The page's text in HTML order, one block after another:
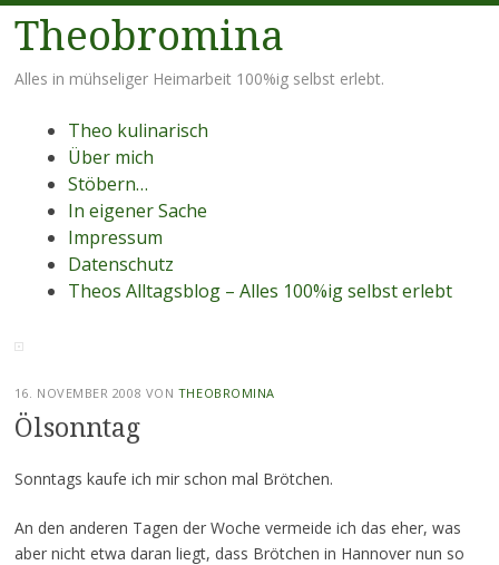
Theobromina
Alles in mühseliger Heimarbeit 100%ig selbst erlebt.
Menü
Zum
Inhalt
springen
Theo kulinarisch
Über mich
Stöbern…
In eigener Sache
Impressum
Datenschutz
Theos Alltagsblog – Alles 100%ig selbst erlebt
16. NOVEMBER 2008 VON THEOBROMINA
Ölsonntag
Sonntags kaufe ich mir schon mal Brötchen.
An den anderen Tagen der Woche vermeide ich das eher, was
aber nicht etwa daran liegt, dass Brötchen in Hannover nun so